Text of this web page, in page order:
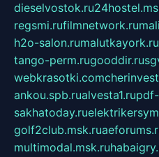
dieselvostok.ru
regsmi.rufilmnetwork.ru
h2o-salon.rumalutkayork.ru
tango-perm.rugooddir.ru
webkrasotki.com
ankou.spb.rualvesta1.ru
sakhatoday.ru
golf2club.msk.ru
multimodal.msk.ru